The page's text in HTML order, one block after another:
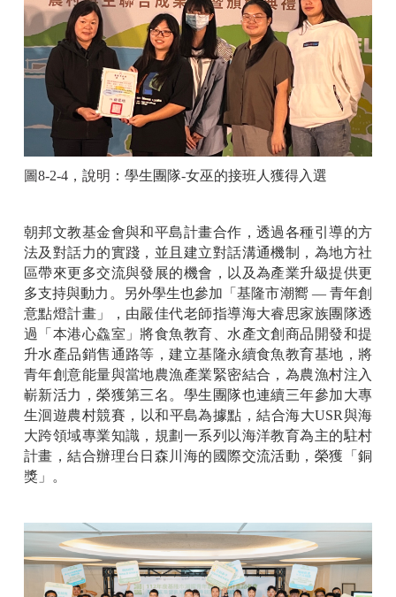
圖8-2-4 ，說明： 學生團隊-女巫的接班人獲得入選
朝邦文教基金會與和平島計畫合作，透過各種引導的方
法及對話力的實踐，並且建立對話溝通機制，為地方社
區帶來更多交流與發展的機會，以及為產業升級提供更
多支持與動力。另外學生也參加「基隆市潮嚮 — 青年創
意點燈計畫」，由嚴佳代老師指導海大睿思家族團隊透
過「本港心鱻室」將食魚教育、水產文創商品開發和提
升水產品銷售通路等，建立基隆永續食魚教育基地，將
青年創意能量與當地農漁產業緊密結合，為農漁村注入
嶄新活力，榮獲第三名。學生團隊也連續三年參加大專
生洄遊農村競賽，以和平島為據點，結合海大USR與海
大跨領域專業知識，規劃一系列以海洋教育為主的駐村
計畫，結合辦理台日森川海的國際交流活動，榮獲「銅
獎」。